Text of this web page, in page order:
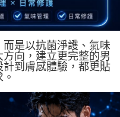
是以抗菌淨護、氣味
向，建立更完整的男
到膚感體驗，都更貼